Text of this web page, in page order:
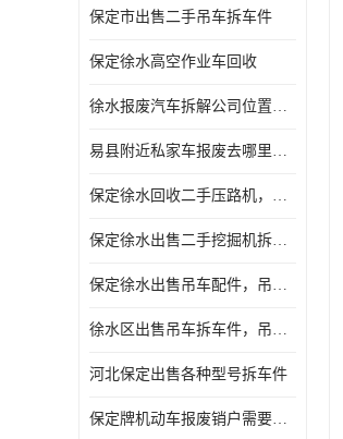
保定市出售二手吊车拆车件
保定徐水高空作业车回收
徐水报废汽车拆解公司位置，出售二手拆车件发动机
易县附近私家车报废去哪里，咨询车辆销户流程电话
保定徐水回收二手压路机，压路机拆解市场在哪
保定徐水出售二手挖掘机拆车件，挖掘机配件，液压件出售
保定徐水出售吊车配件，吊车拆车件出售
徐水区出售吊车拆车件，吊车液压件，吊车发动机变速箱出售
河北保定出售各种型号拆车件
保定牌机动车报废销户需要带哪些手续，流程咨询